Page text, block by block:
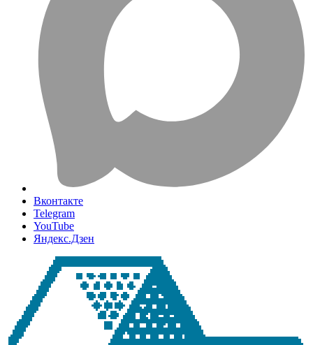
Вконтакте
Telegram
YouTube
Яндекс.Дзен